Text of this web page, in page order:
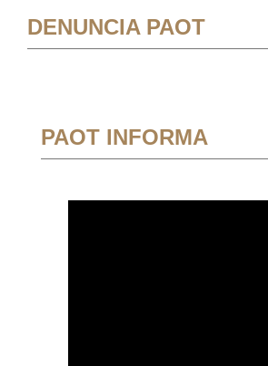
DENUNCIA PAOT
PAOT INFORMA